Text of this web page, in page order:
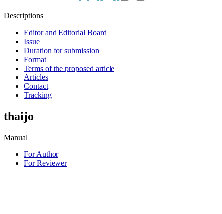
Descriptions
Editor and Editorial Board
Issue
Duration for submission
Format
Terms of the proposed article
Articles
Contact
Tracking
thaijo
Manual
For Author
For Reviewer